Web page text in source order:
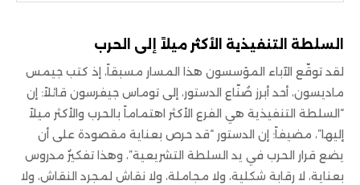
السلطة التنفيذية الأكثر ميلاً إلى الحرب
لقد توقّع الآباء المؤسسون هذا المسار مسبقاً، إذ كتب جيمس
ماديسون، أحد أبرز صُنّاع الدستور، إلى توماس جيفرسون قائلاً: إن
“السلطة التنفيذية هي الفرع الأكثر اهتماماً بالحرب والأكثر ميلاً
إليها”، مضيفاً: إن الدستور “قد حرص بعناية مقصودة على أن
يضع قرار الحرب في يد السلطة التشريعية”، وهذا تفكيرٌ مدروس
بعناية، لا رقابة شكلية، ولا مجاملة، ولا نقاش لمجرد النقاش، ولا